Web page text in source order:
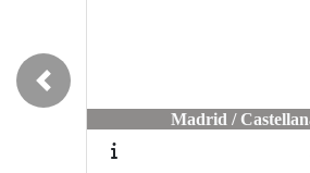
Madrid / Castellana
Previous